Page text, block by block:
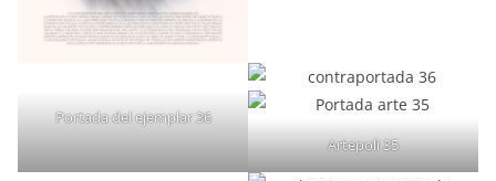
Portada del ejemplar 36
Artepoli 35